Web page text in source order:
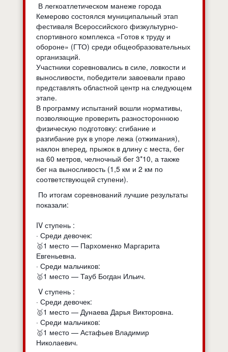
В легкоатлетическом манеже города
Кемерово состоялся муниципальный этап
фестиваля Всероссийского физкультурно-
спортивного комплекса «Готов к труду и
обороне» (ГТО) среди общеобразовательных
организаций.
Участники соревновались в силе, ловкости и
выносливости, победители завоевали право
представлять областной центр на следующем
этапе.
В программу испытаний вошли нормативы,
позволяющие проверить разностороннюю
физическую подготовку: сгибание и
разгибание рук в упоре лежа (отжимания),
наклон вперед, прыжок в длину с места, бег
на 60 метров, челночный бег 3*10, а также
бег на выносливость (1,5 км и 2 км по
соответствующей ступени).
По итогам соревнований лучшие результаты
показали:
IV ступень :
· Среди девочек:
🥇1 место — Пархоменко Маргарита
Евгеньевна.
· Среди мальчиков:
🥇1 место — Тауб Богдан Ильич.
V ступень :
· Среди девочек:
🥇1 место — Дунаева Дарья Викторовна.
· Среди мальчиков:
🥇1 место — Астафьев Владимир
Николаевич.